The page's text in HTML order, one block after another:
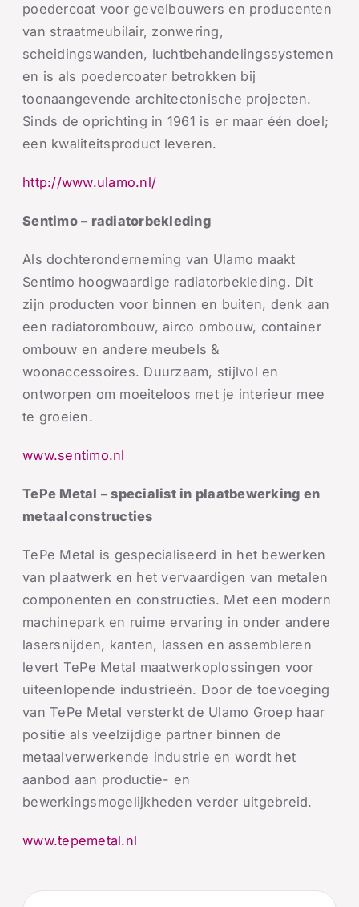
poedercoat voor gevelbouwers en producenten
van straatmeubilair, zonwering,
scheidingswanden, luchtbehandelingssystemen
en is als poedercoater betrokken bij
toonaangevende architectonische projecten.
Sinds de oprichting in 1961 is er maar één doel;
een kwaliteitsproduct leveren.
http://www.ulamo.nl/
Sentimo – radiatorbekleding
Als dochteronderneming van Ulamo maakt
Sentimo hoogwaardige radiatorbekleding. Dit
zijn producten voor binnen en buiten, denk aan
een radiatorombouw, airco ombouw, container
ombouw en andere meubels &
woonaccessoires. Duurzaam, stijlvol en
ontworpen om moeiteloos met je interieur mee
te groeien.
www.sentimo.nl
TePe Metal – specialist in plaatbewerking en
metaalconstructies
TePe Metal is gespecialiseerd in het bewerken
van plaatwerk en het vervaardigen van metalen
componenten en constructies. Met een modern
machinepark en ruime ervaring in onder andere
lasersnijden, kanten, lassen en assembleren
levert TePe Metal maatwerkoplossingen voor
uiteenlopende industrieën. Door de toevoeging
van TePe Metal versterkt de Ulamo Groep haar
positie als veelzijdige partner binnen de
metaalverwerkende industrie en wordt het
aanbod aan productie- en
bewerkingsmogelijkheden verder uitgebreid.
www.tepemetal.nl